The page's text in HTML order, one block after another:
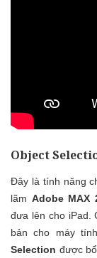
Object
Đây là tính năng
lãm Adobe MAX
đưa lên cho iPad.
bản cho máy
Selection được